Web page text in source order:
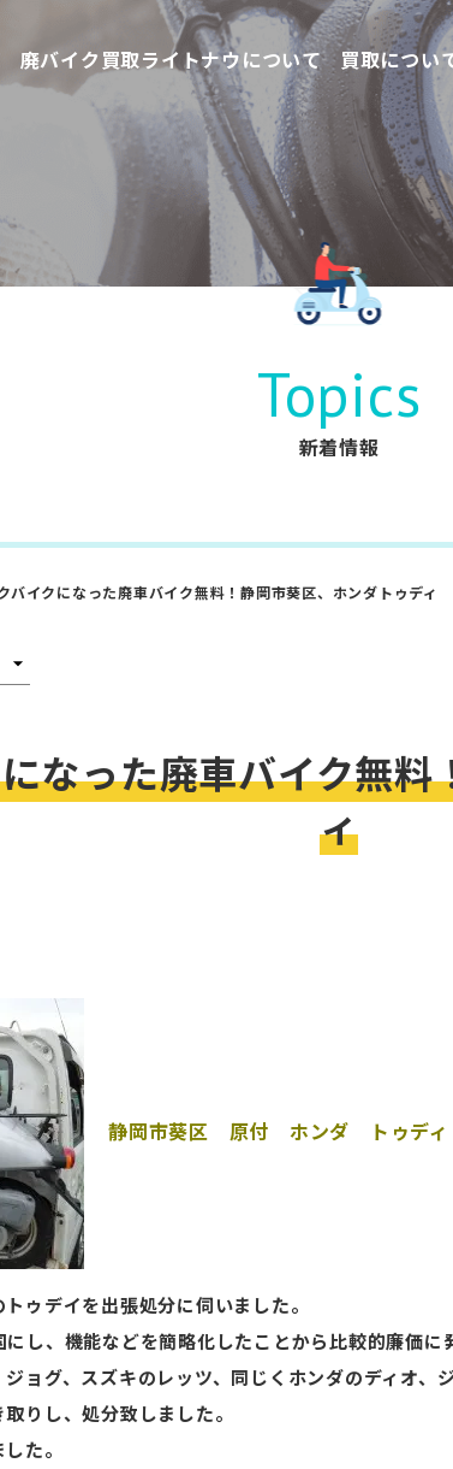
廃バイク買取ライトナウについて 買取につい
Topics
新着情報
バイクになった廃車バイク無料！静岡市葵区、ホンダトゥディ
なった廃車バイク無
ィ
静岡市葵区 原付 ホンダ トゥディ
ゥデイを出張処分に伺いました。
し、機能などを簡略化したことから比較的廉価に
ョグ、スズキのレッツ、同じくホンダのディオ、
りし、処分致しました。
た。